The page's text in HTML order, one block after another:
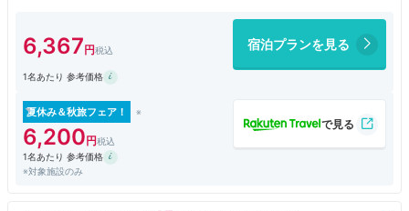
お部屋にもよりますが、予約したモデレートダブルのお部屋は
洗い場付きのお風呂で快適でした。
6,367 宿泊プランを見る
1名あたり 参考価格
夏休み＆秋旅フェア！
6,200
1名あたり 参考価格
※対象施設のみ